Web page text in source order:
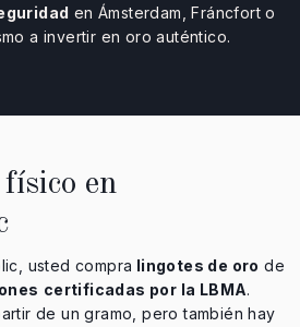
en Ámsterdam, Fráncfort o
a invertir en oro auténtico.
en
usted compra lingotes de oro de
certificadas por la LBMA.
de un gramo, pero también hay